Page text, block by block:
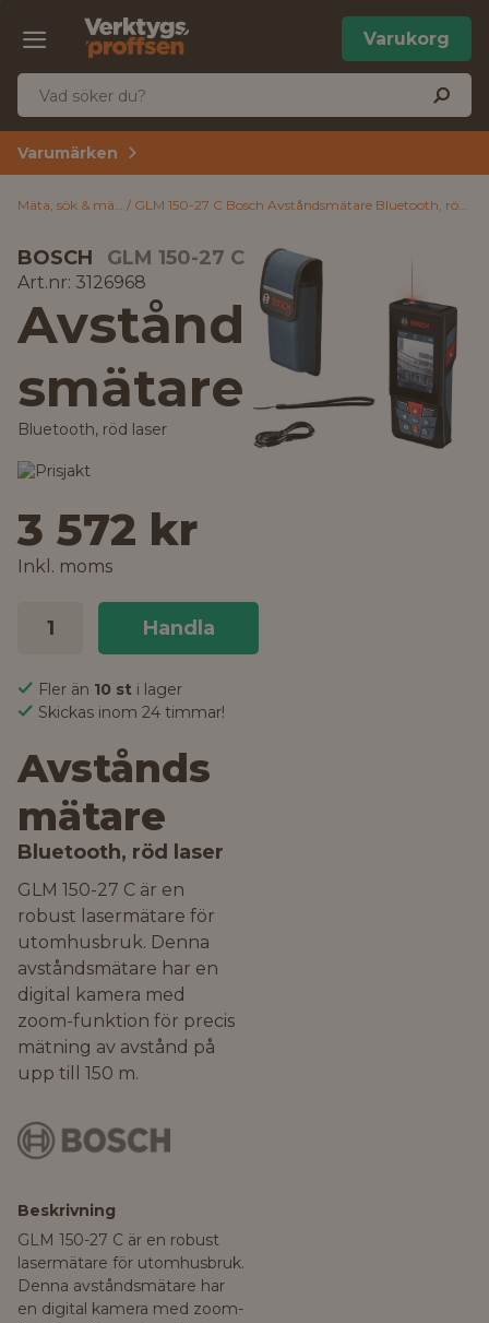
Varukorg
Varumärken
Mäta, sök & märk GLM 150-27 C Bosch Avståndsmätare Bluetooth, röd laser
BOSCH GLM 150-27 C
Art.nr: 3126968
Avstånd
smätare
Bluetooth, röd laser
3 572 kr
Inkl. moms
Handla
Fler än 10 st i lager
Skickas inom 24 timmar!
Avstånds
mätare
Bluetooth, röd laser
GLM 150-27 C är en
robust lasermätare för
utomhusbruk. Denna
avståndsmätare har en
digital kamera med
zoom-funktion för precis
mätning av avstånd på
upp till 150 m.
Beskrivning
GLM 150-27 C är en robust
lasermätare för utomhusbruk.
Denna avståndsmätare har
en digital kamera med zoom-